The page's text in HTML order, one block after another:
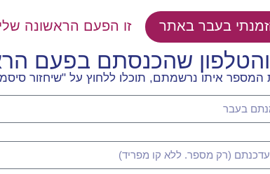
בעבר באתר זו הפעם הראשונה שלי
שהכנסתם בפעם
איתו נרשמתם, תוכלו ללחוץ על "שיחזור